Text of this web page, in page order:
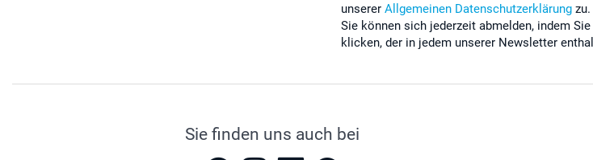
unserer Allgemeinen Datenschutzerklärung zu.
Sie können sich jederzeit abmelden, indem
klicken, der in jedem unserer Newsletter
Sie finden uns auch bei